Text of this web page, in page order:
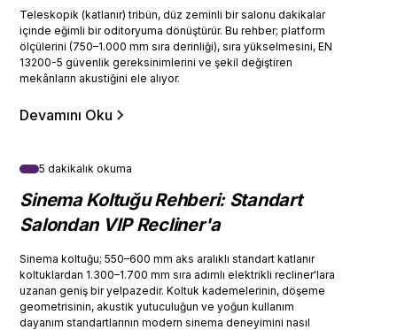
Teleskopik (katlanır) tribün, düz zeminli bir salonu dakikalar
içinde eğimli bir oditoryuma dönüştürür. Bu rehber; platform
ölçülerini (750–1.000 mm sıra derinliği), sıra yükselmesini, EN
13200-5 güvenlik gereksinimlerini ve şekil değiştiren
mekânların akustiğini ele alıyor.
Devamını Oku
5 dakikalık okuma
Sinema Koltuğu Rehberi: Standart
Salondan VIP Recliner'a
Sinema koltuğu; 550–600 mm aks aralıklı standart katlanır
koltuklardan 1.300–1.700 mm sıra adımlı elektrikli recliner'lara
uzanan geniş bir yelpazedir. Koltuk kademelerinin, döşeme
geometrisinin, akustik yutuculuğun ve yoğun kullanım
dayanım standartlarının modern sinema deneyimini nasıl